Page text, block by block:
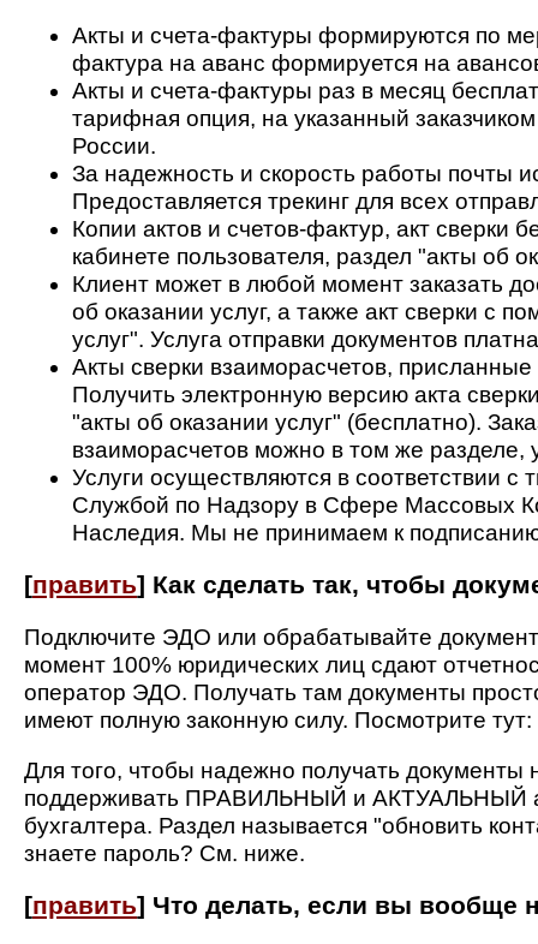
Акты и счета-фактуры формируются по
фактура на аванс формируется на
Акты и счета-фактуры раз в месяц
тарифная опция, на указанный
России.
За надежность и скорость работы почты
Предоставляется трекинг для всех
Копии актов и счетов-фактур, акт сверки
кабинете пользователя, раздел "акты об
Клиент может в любой момент заказать
об оказании услуг, а также акт сверки с
услуг". Услуга отправки документов
Акты сверки взаиморасчетов,
Получить электронную версию акта
"акты об оказании услуг" (бесплатно).
взаиморасчетов можно в том же разделе,
Услуги осуществляются в соответствии
Службой по Надзору в Сфере Массовых
Наследия. Мы не принимаем к
[править] Как сделать так, чтобы
Подключите ЭДО или обрабатывайте
момент 100% юридических лиц сдают
оператор ЭДО. Получать там документы
имеют полную законную силу. Посмотрите тут:
Для того, чтобы надежно получать
поддерживать ПРАВИЛЬНЫЙ и АКТУАЛЬНЫЙ
бухгалтера. Раздел называется "обновить
знаете пароль? См. ниже.
[править] Что делать, если вы вообще